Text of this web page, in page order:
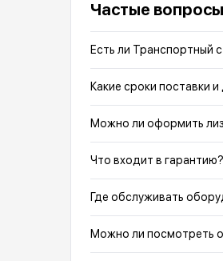
Частые вопросы
Есть ли Транспортный
Какие сроки поставки
Можно ли оформить
Что входит в гарантию?
Где обслуживать
Можно ли посмотреть